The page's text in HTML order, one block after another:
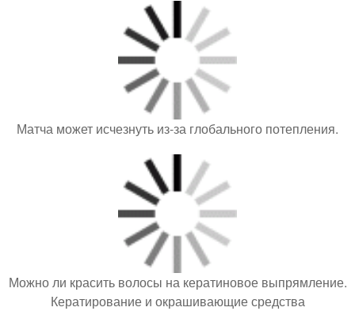
Матча может исчезнуть из-за глобального потепления.
Можно ли красить волосы на кератиновое выпрямление.
Кератирование и окрашивающие средства